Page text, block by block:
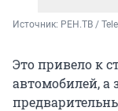
Источник: РЕН.ТВ /
Это привело к
автомобилей, а